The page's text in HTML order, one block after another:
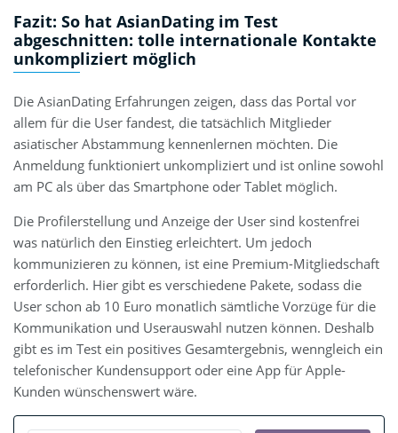
Fazit: So hat AsianDating im Test
abgeschnitten: tolle internationale Kontakte
unkompliziert möglich
Die AsianDating Erfahrungen zeigen, dass das Portal vor
allem für die User fandest, die tatsächlich Mitglieder
asiatischer Abstammung kennenlernen möchten. Die
Anmeldung funktioniert unkompliziert und ist online sowohl
am PC als über das Smartphone oder Tablet möglich.
Die Profilerstellung und Anzeige der User sind kostenfrei
was natürlich den Einstieg erleichtert. Um jedoch
kommunizieren zu können, ist eine Premium-Mitgliedschaft
erforderlich. Hier gibt es verschiedene Pakete, sodass die
User schon ab 10 Euro monatlich sämtliche Vorzüge für die
Kommunikation und Userauswahl nutzen können. Deshalb
gibt es im Test ein positives Gesamtergebnis, wenngleich ein
telefonischer Kundensupport oder eine App für Apple-
Kunden wünschenswert wäre.